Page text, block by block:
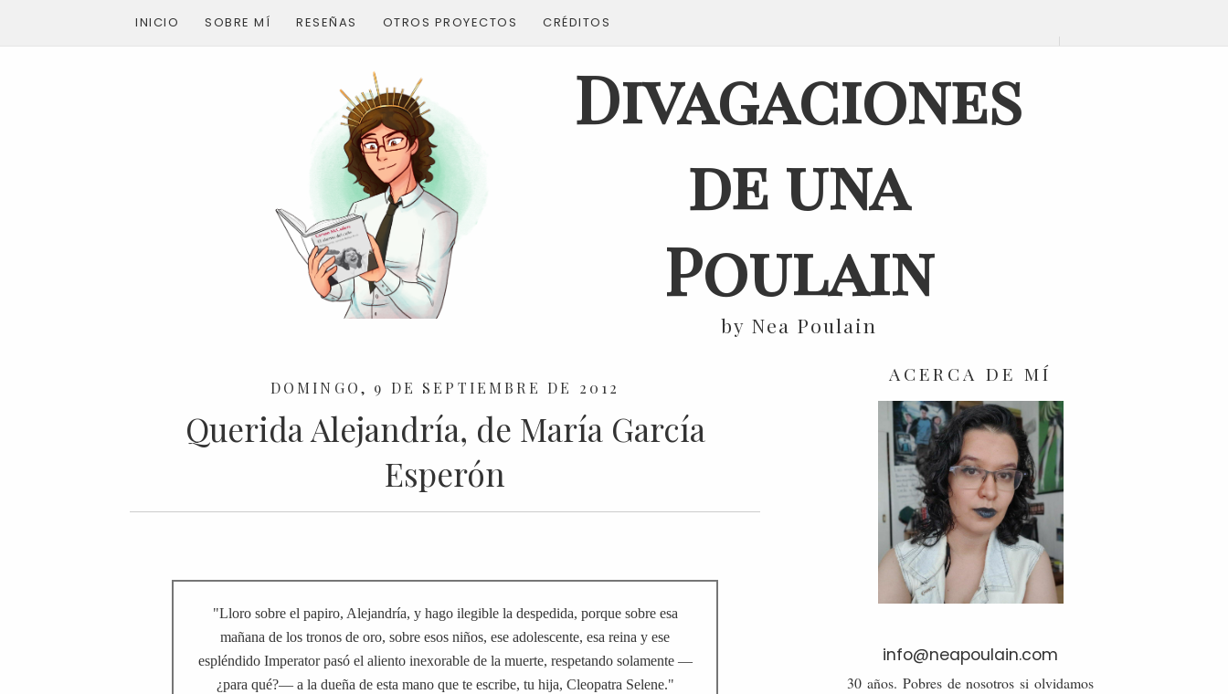
INICIO SOBRE MÍ RESEÑAS OTROS PROYECTOS CRÉDITOS
Divagaciones
de una
Poulain
by Nea Poulain
DOMINGO, 9 DE SEPTIEMBRE DE 2012
Querida Alejandría, de María García
Esperón
"Lloro sobre el papiro, Alejandría, y hago ilegible la despedida, porque sobre esa
mañana de los tronos de oro, sobre esos niños, ese adolescente, esa reina y ese
espléndido Imperator pasó el aliento inexorable de la muerte, respetando solamente —
¿para qué?— a la dueña de esta mano que te escribe, tu hija, Cleopatra Selene."
ACERCA DE MÍ
info@neapoulain.com
30 años. Pobres de nosotros si olvidamos